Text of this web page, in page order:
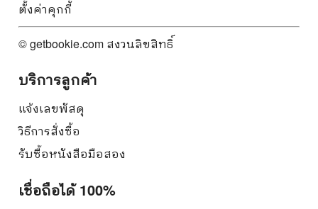
ตั้งค่าคุกกี้
© getbookie.com สงวนลิขสิทธิ์
บริการลูกค้า
แจ้งเลขพัสดุ
วิธีการสั่งซื้อ
รับซื้อหนังสือมือสอง
เชื่อถือได้ 100%